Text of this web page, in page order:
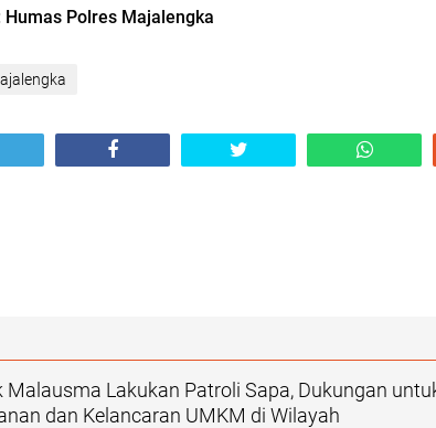
Humas Polres Majalengka
Malausma Lakukan Patroli Sapa, Dukungan
dan Kelancaran UMKM di Wilayah